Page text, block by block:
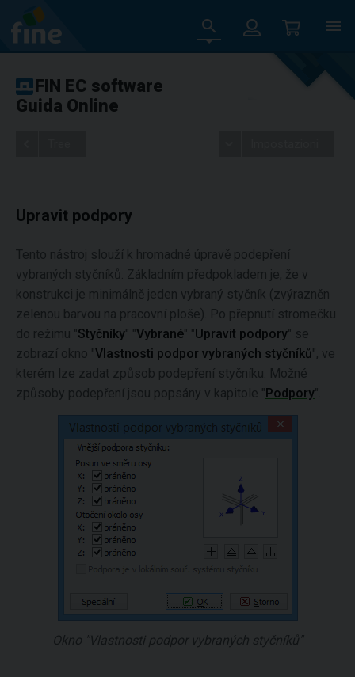
FIN EC software
Guida Online
Upravit podpory
Tento nástroj slouží k hromadné úpravě podepření
vybraných styčníků. Základním předpokladem je, že v
konstrukci je minimálně jeden vybraný styčník (zvýrazněn
zelenou barvou na pracovní ploše). Po přepnutí stromečku
do režimu "Styčníky" "Vybrané" "Upravit podpory" se
zobrazí okno "Vlastnosti podpor vybraných styčníků", ve
kterém lze zadat způsob podepření styčníku. Možné
způsoby podepření jsou popsány v kapitole "Podpory".
Okno "Vlastnosti podpor vybraných styčníků"